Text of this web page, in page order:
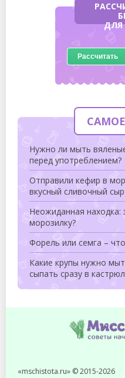
ДЛЯ
Рассчитать
Нужно ли мыть
перед употреблением?
Отправили кефир в
вкусный сливочный сыр
Неожиданная находка:
морозилку?
Форель или семга –
Какие крупы нужно
сыпать сразу в
«mschistota.ru» © 2015-2026